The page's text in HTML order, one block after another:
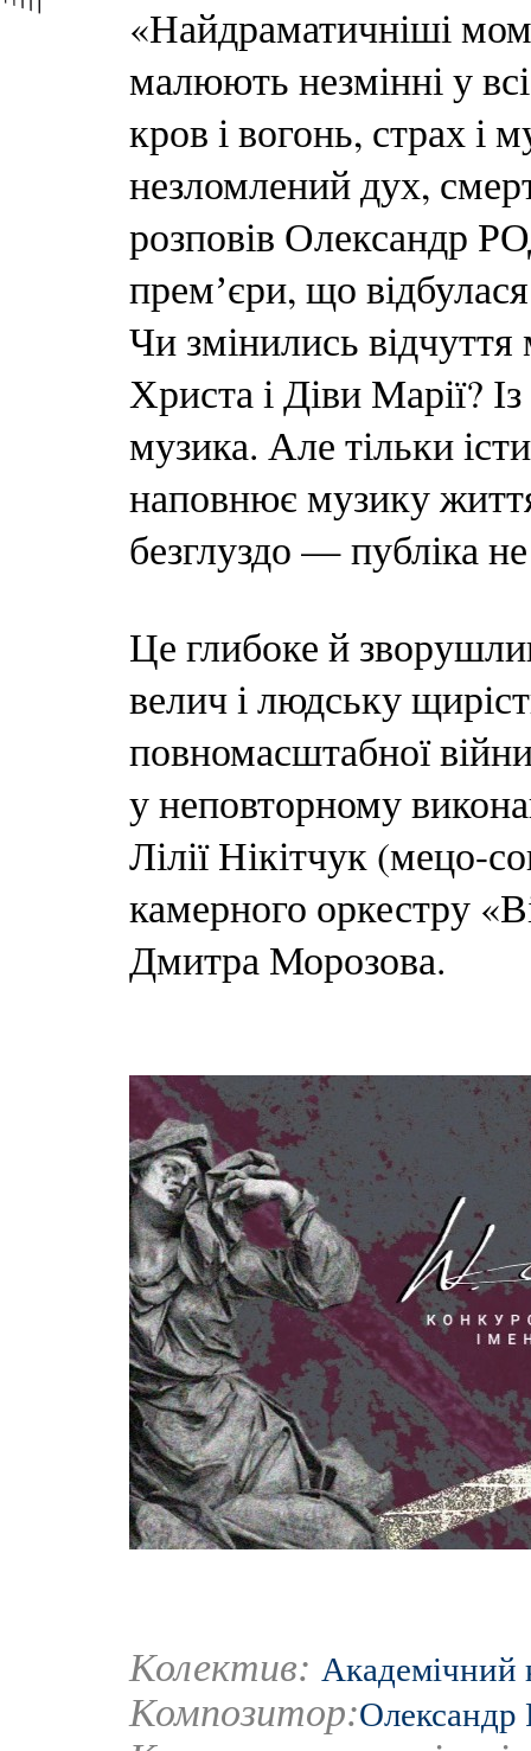
«Найдраматичніші
малюють незмінні у
кров і вогонь, страх і
незломлений дух,
розповів Олександр
премʼєри, що
Чи змінились відчуття
Христа і Діви Марії?
музика. Але тільки
наповнює музику
безглуздо — публіка
Це глибоке й
велич і людську
повномасштабної
у неповторному
Лілії Нікітчук (мецо-
камерного оркестру
Дмитра Морозова.
Колектив: Академічний
Композитор:Олександр